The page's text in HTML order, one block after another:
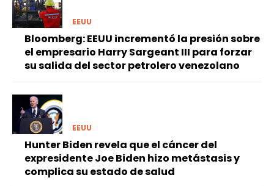
EEUU
Bloomberg: EEUU incrementó la presión sobre
el empresario Harry Sargeant III para forzar
su salida del sector petrolero venezolano
EEUU
Hunter Biden revela que el cáncer del
expresidente Joe Biden hizo metástasis y
complica su estado de salud